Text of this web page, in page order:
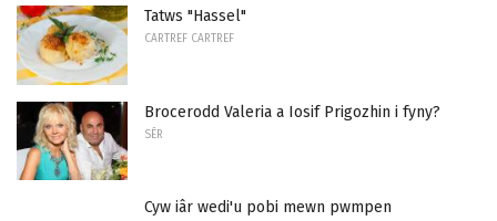
Tatws "Hassel"
CARTREF CARTREF
Brocerodd Valeria a Iosif Prigozhin i fyny?
SÊR
Cyw iâr wedi'u pobi mewn pwmpen